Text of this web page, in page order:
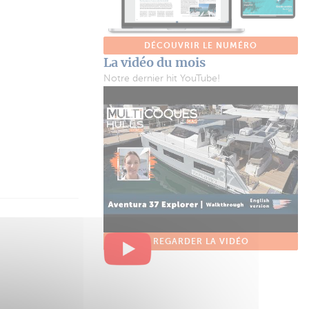
DÉCOUVRIR LE NUMÉRO
La vidéo du mois
Notre dernier hit YouTube!
REGARDER LA VIDÉO